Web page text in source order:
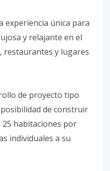
experiencia única para
y relajante en el
restaurantes y lugares
de proyecto tipo
de construir
25 habitaciones por
individuales a su